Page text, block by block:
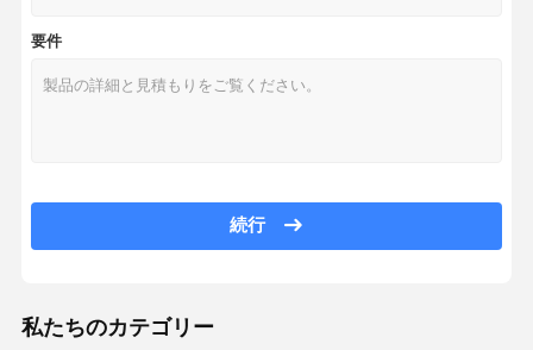
要件
続行
私たちのカテゴリー